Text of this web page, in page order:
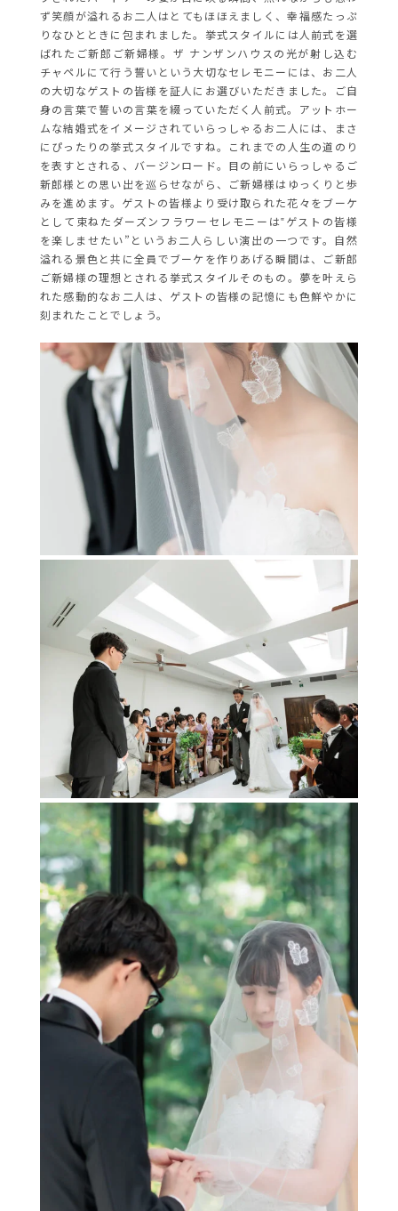
ず笑顔が溢れるお二人はとてもほほえましく、幸福感たっぷ
りなひとときに包まれました。挙式スタイルには人前式を選
ばれたご新郎ご新婦様。ザ ナンザンハウスの光が射し込む
チャペルにて行う誓いという大切なセレモニーには、お二人
の大切なゲストの皆様を証人にお選びいただきました。ご自
身の言葉で誓いの言葉を綴っていただく人前式。アットホー
ムな結婚式をイメージされていらっしゃるお二人には、まさ
にぴったりの挙式スタイルですね。これまでの人生の道のり
を表すとされる、バージンロード。目の前にいらっしゃるご
新郎様との思い出を巡らせながら、ご新婦様はゆっくりと歩
みを進めます。ゲストの皆様より受け取られた花々をブーケ
として束ねたダーズンフラワーセレモニーは‟ゲストの皆様
を楽しませたい”というお二人らしい演出の一つです。自然
溢れる景色と共に全員でブーケを作りあげる瞬間は、ご新郎
ご新婦様の理想とされる挙式スタイルそのもの。夢を叶えら
れた感動的なお二人は、ゲストの皆様の記憶にも色鮮やかに
刻まれたことでしょう。